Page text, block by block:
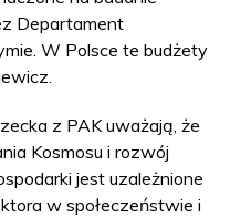
Departament
W Polsce te budżety
z PAK uważają, że
Kosmosu i rozwój
jest uzależnione
w społeczeństwie i